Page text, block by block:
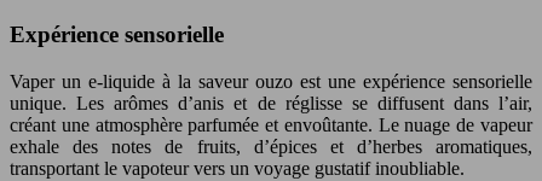
Expérience sensorielle
Vaper un e-liquide à la saveur ouzo est une expérience sensorielle
unique. Les arômes d’anis et de réglisse se diffusent dans l’air,
créant une atmosphère parfumée et envoûtante. Le nuage de vapeur
exhale des notes de fruits, d’épices et d’herbes aromatiques,
transportant le vapoteur vers un voyage gustatif inoubliable.